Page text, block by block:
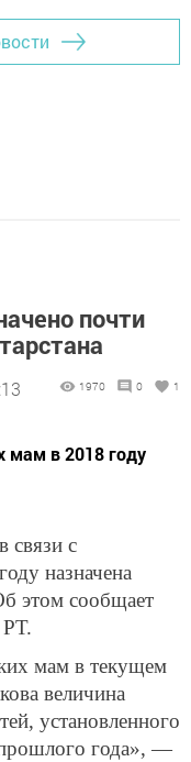
почти
1970 0 1
мам в 2018 году
связи с
назначена
этом сообщает
РТ.
мам в текущем
величина
установленного
прошлого года», —